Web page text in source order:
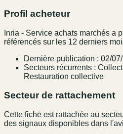
Profil acheteur
Inria - Service achats marchés a
référencés sur les 12 derniers
Dernière publication : 02/
Secteurs récurrents :
Restauration collective
Secteur de rattachement
Cette fiche est rattachée au
des signaux disponibles dans